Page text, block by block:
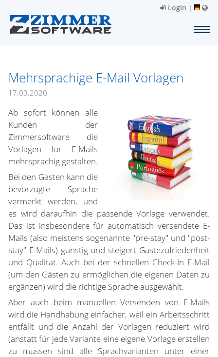
Login |
Mehrsprachige E-Mail Vorlagen
17.03.2020
Ab sofort können alle
Kunden der
Zimmersoftware die
Vorlagen für E-Mails
mehrsprachig gestalten.
Bei den Gästen kann die
bevorzugte Sprache
vermerkt werden, und
es wird daraufhin die passende Vorlage verwendet.
Das ist insbesondere für automatisch versendete E-
Mails (also meistens sogenannte "pre-stay" und "post-
stay" E-Mails) günstig und steigert Gästezufriedenheit
und Qualität. Auch bei der schnellen Check-In E-Mail
(um den Gästen zu ermöglichen die eigenen Daten zu
ergänzen) wird die richtige Sprache ausgewählt.
Aber auch beim manuellen Versenden von E-Mails
wird die Handhabung einfacher, weil ein Arbeitsschritt
entfällt und die Anzahl der Vorlagen reduziert wird
(anstatt für jede Variante eine eigene Vorlage erstellen
zu müssen sind alle Sprachvarianten unter einer